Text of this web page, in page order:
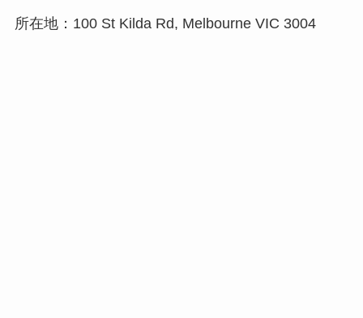
所在地：100 St Kilda Rd, Melbourne VIC 3004